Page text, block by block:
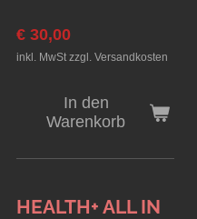
€ 30,00
inkl. MwSt zzgl. Versandkosten
In den
Warenkorb
HEALTH+ ALL IN